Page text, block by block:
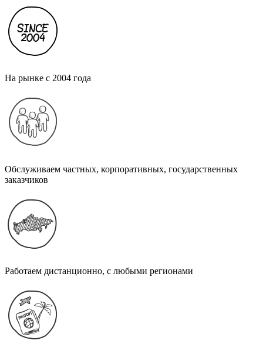
На рынке с 2004 года
Обслуживаем частных, корпоративных, государственных
заказчиков
Работаем дистанционно, с любыми регионами